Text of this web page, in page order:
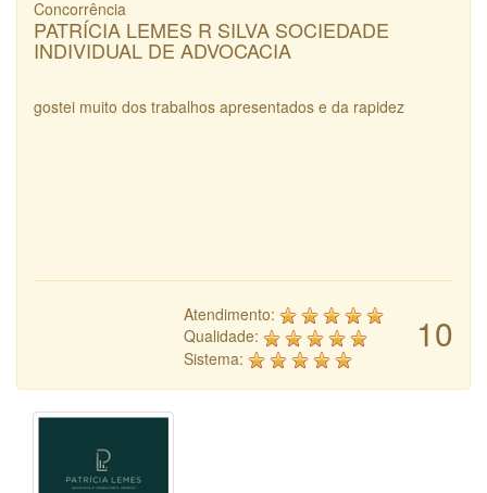
Concorrência
PATRÍCIA LEMES R SILVA SOCIEDADE
INDIVIDUAL DE ADVOCACIA
gostei muito dos trabalhos apresentados e da rapidez
10
Atendimento:
Qualidade:
Sistema: